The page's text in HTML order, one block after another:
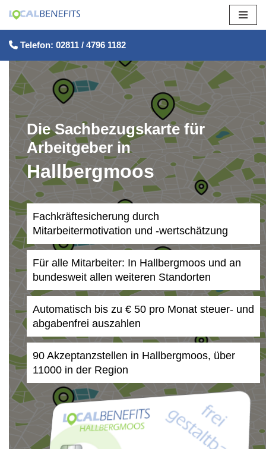
Zum
Inhalt
springen
Telefon: 02811 / 4796 1182
Die Sachbezugskarte für
Arbeitgeber in
Hallbergmoos
Fachkräftesicherung durch
Mitarbeitermotivation und -wertschätzung
Für alle Mitarbeiter: In Hallbergmoos und an
bundesweit allen weiteren Standorten
Automatisch bis zu € 50 pro Monat steuer- und
abgabenfrei auszahlen
90 Akzeptanzstellen in Hallbergmoos, über
11000 in der Region